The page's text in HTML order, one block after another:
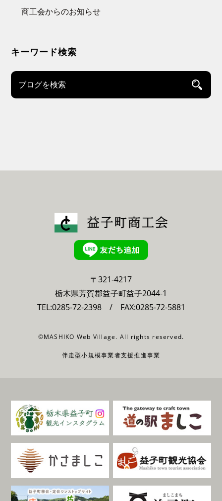
商工会からのお知らせ
キーワード検索
〒321-4217
栃木県芳賀郡益子町益子2044-1
TEL:0285-72-2398/ FAX:0285-72-5881
©MASHIKO Web Village. All rights reserved.
伴走型小規模事業者支援推進事業